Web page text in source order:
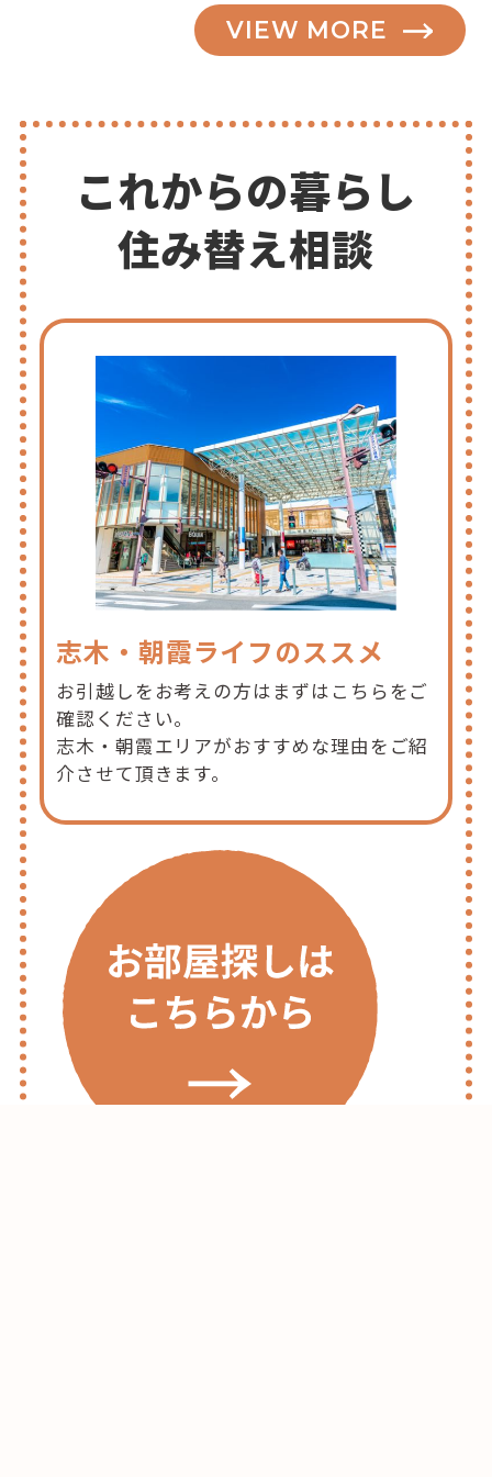
VIEW MORE
これからの暮らし
住み替え相談
志木・朝霞ライフのススメ
お引越しをお考えの方はまずはこちらをご
確認ください。
志木・朝霞エリアがおすすめな理由をご紹
介させて頂きます。